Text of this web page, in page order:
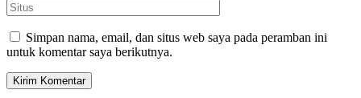
Simpan nama, email, dan situs web saya pada peramban ini
untuk komentar saya berikutnya.